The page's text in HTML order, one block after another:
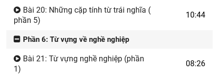
Bài 20: Những cặp tính từ trái nghĩa (
phần 5)
10:44
Phần 6: Từ vựng về nghề nghiệp
Bài 21: Từ vựng nghề nghiệp (phần
1)
08:26